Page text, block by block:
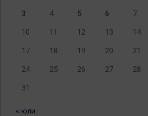
3 4 5 6 7
10 11 12 13 14
17 18 19 20 21
24 25 26 27 28
31
« юли